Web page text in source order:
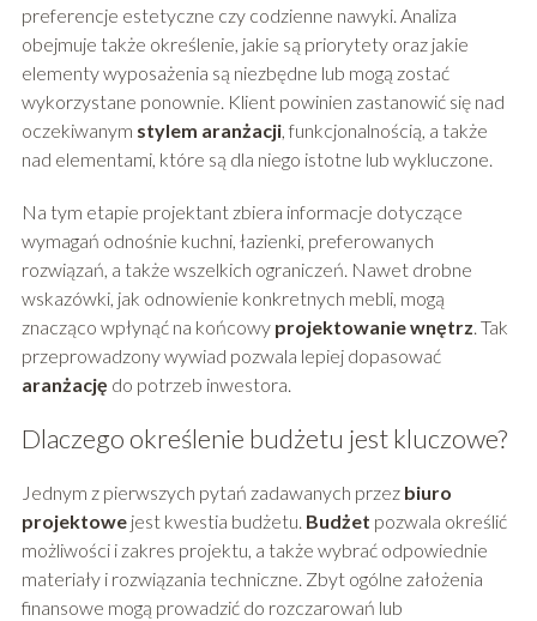
preferencje estetyczne czy codzienne nawyki. Analiza
obejmuje także określenie, jakie są priorytety oraz jakie
elementy wyposażenia są niezbędne lub mogą zostać
wykorzystane ponownie. Klient powinien zastanowić się nad
oczekiwanym stylem aranżacji, funkcjonalnością, a także
nad elementami, które są dla niego istotne lub wykluczone.
Na tym etapie projektant zbiera informacje dotyczące
wymagań odnośnie kuchni, łazienki, preferowanych
rozwiązań, a także wszelkich ograniczeń. Nawet drobne
wskazówki, jak odnowienie konkretnych mebli, mogą
znacząco wpłynąć na końcowy projektowanie wnętrz. Tak
przeprowadzony wywiad pozwala lepiej dopasować
aranżację do potrzeb inwestora.
Dlaczego określenie budżetu jest kluczowe?
Jednym z pierwszych pytań zadawanych przez biuro
projektowejest kwestia budżetu. Budżet pozwala określić
możliwości i zakres projektu, a także wybrać odpowiednie
materiały i rozwiązania techniczne. Zbyt ogólne założenia
finansowe mogą prowadzić do rozczarowań lub